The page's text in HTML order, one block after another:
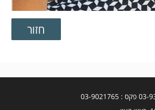
03- פקס
03-9021765